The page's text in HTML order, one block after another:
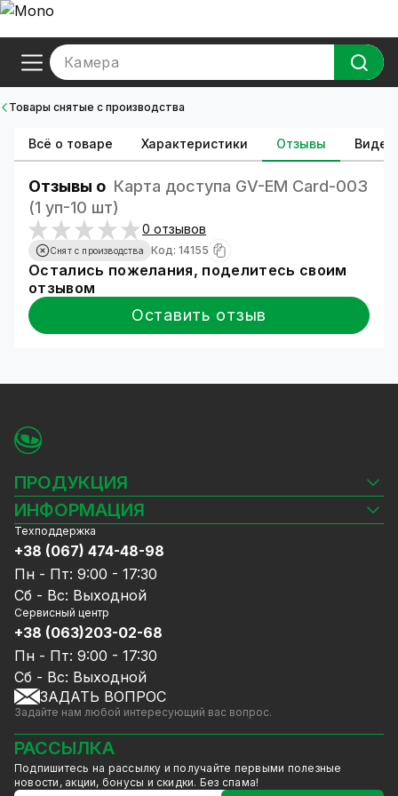
Камера
Товары снятые с производства
Всё о товаре Характеристики Отзывы Видео
Отзывы о Карта доступа GV-EM Card-003
(1 уп-10 шт)
0 отзывов
Снят с производства Код: 14155
Остались пожелания, поделитесь своим
отзывом
Оставить отзыв
ПРОДУКЦИЯ
Камеры видеонаблюдения
Видеорегистраторы
Комплекты видеонаблюдения
СКУД
Источники питания
Сетевое оборудование
Ноутбуки и компьютеры
Аксессуары
Акции
Уцененный товар
GreenVision скидки
Мерч от GreenVision
Товары для дома
Товары снятые с производства
ИНФОРМАЦИЯ
Блог
Доставка и оплата
Гарантия и Сервисное обслуживание
Политика конфиденциальности
Договор публичной оферты
Сотрудничество
Услуги
Калькулятор расчёта объёма HDD
Техподдержка
+38 (067) 474-48-98
Пн - Пт: 9:00 - 17:30
Сб - Вс: Выходной
Сервисный центр
+38 (063)203-02-68
Пн - Пт: 9:00 - 17:30
Сб - Вс: Выходной
ЗАДАТЬ ВОПРОС
Задайте нам любой интересующий вас вопрос.
РАССЫЛКА
Подпишитесь на рассылку и получайте первыми полезные
новости, акции, бонусы и скидки. Без спама!